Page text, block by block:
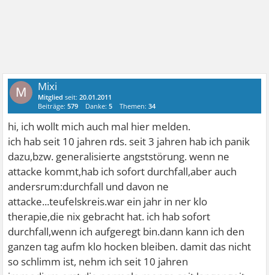
M Mixi
Mitglied seit:20.01.2011
Beiträge:579 Danke:5 Themen:34
hi, ich wollt mich auch mal hier melden.
ich hab seit 10 jahren rds. seit 3 jahren hab ich panik
dazu,bzw. generalisierte angststörung. wenn ne
attacke kommt,hab ich sofort durchfall,aber auch
andersrum:durchfall und davon ne
attacke...teufelskreis.war ein jahr in ner klo
therapie,die nix gebracht hat. ich hab sofort
durchfall,wenn ich aufgeregt bin.dann kann ich den
ganzen tag aufm klo hocken bleiben. damit das nicht
so schlimm ist, nehm ich seit 10 jahren